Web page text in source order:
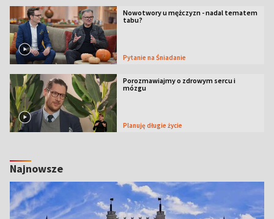
Nowotwory u mężczyzn - nadal tematem
tabu?
Pytanie na Śniadanie
Porozmawiajmy o zdrowym sercu i
mózgu
Planuję długie życie
Najnowsze